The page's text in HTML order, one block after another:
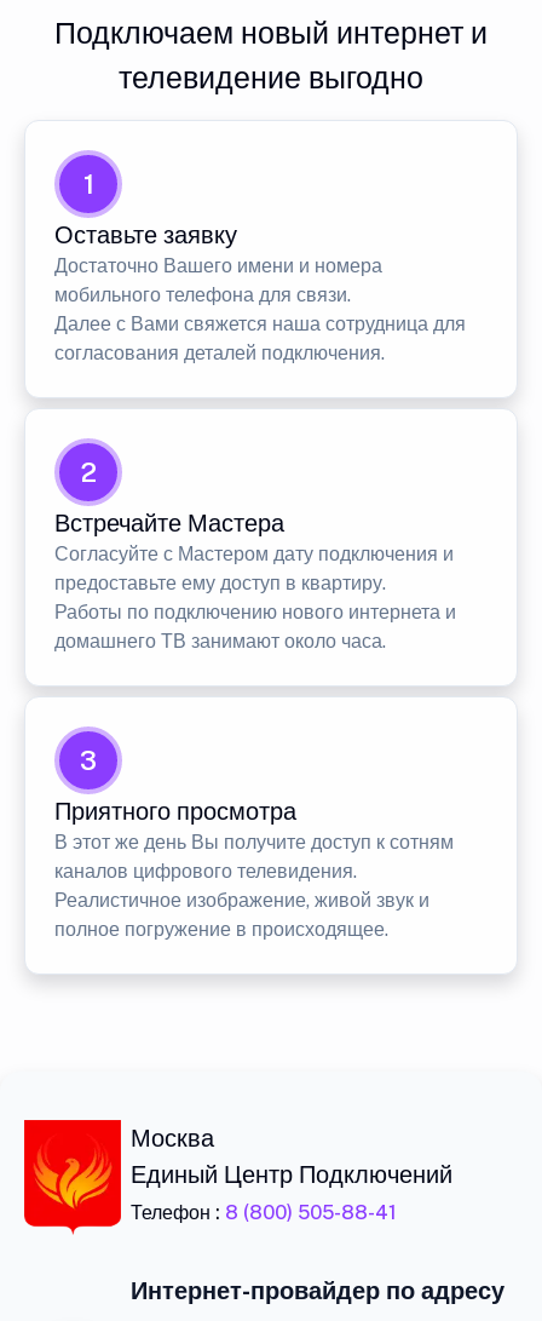
Подключаем новый интернет и
телевидение выгодно
1
Оставьте заявку
Достаточно Вашего имени и номера
мобильного телефона для связи.
Далее с Вами свяжется наша сотрудница для
согласования деталей подключения.
2
Встречайте Мастера
Согласуйте с Мастером дату подключения и
предоставьте ему доступ в квартиру.
Работы по подключению нового интернета и
домашнего ТВ занимают около часа.
3
Приятного просмотра
В этот же день Вы получите доступ к сотням
каналов цифрового телевидения.
Реалистичное изображение, живой звук и
полное погружение в происходящее.
Москва
Единый Центр Подключений
Телефон : 8 (800) 505-88-41
Интернет-провайдер по адресу